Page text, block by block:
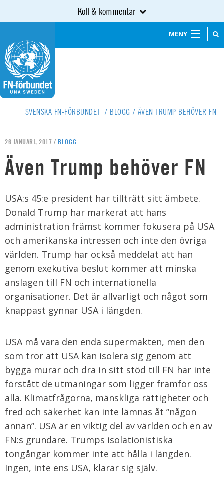
Koll & kommentar
MENY
SVENSKA FN-FÖRBUNDET / BLOGG / ÄVEN TRUMP BEHÖVER FN
26 JANUARI, 2017 / BLOGG
Även Trump behöver FN
USA:s 45:e president har tillträtt sitt ämbete.
Donald Trump har markerat att hans
administration främst kommer fokusera på USA
och amerikanska intressen och inte den övriga
världen. Trump har också meddelat att han
genom exekutiva beslut kommer att minska
anslagen till FN och internationella
organisationer. Det är allvarligt och något som
knappast gynnar USA i längden.
USA må vara den enda supermakten, men den
som tror att USA kan isolera sig genom att
bygga murar och dra in sitt stöd till FN har inte
förstått de utmaningar som ligger framför oss
alla. Klimatfrågorna, mänskliga rättigheter och
fred och säkerhet kan inte lämnas åt ”någon
annan”. USA är en viktig del av världen och en av
FN:s grundare. Trumps isolationistiska
tongångar kommer inte att hålla i längden.
Ingen, inte ens USA, klarar sig själv.